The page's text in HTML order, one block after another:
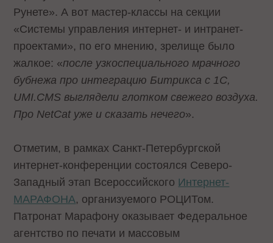
Рунете». А вот мастер-классы на секции
«Системы управления интернет- и интранет-
проектами», по его мнению, зрелище было
жалкое: «после узкоспециального мрачного
бубнежа про интеграцию Битрикса с 1С,
UMI.CMS выглядели глотком свежего воздуха.
Про NetCat уже и сказать нечего».
Отметим, в рамках Санкт-Петербургской
интернет-конференции состоялся Северо-
Западный этап Всероссийского Интернет-
МАРАФОНА, организуемого РОЦИТом.
Патронат Марафону оказывает Федеральное
агентство по печати и массовым